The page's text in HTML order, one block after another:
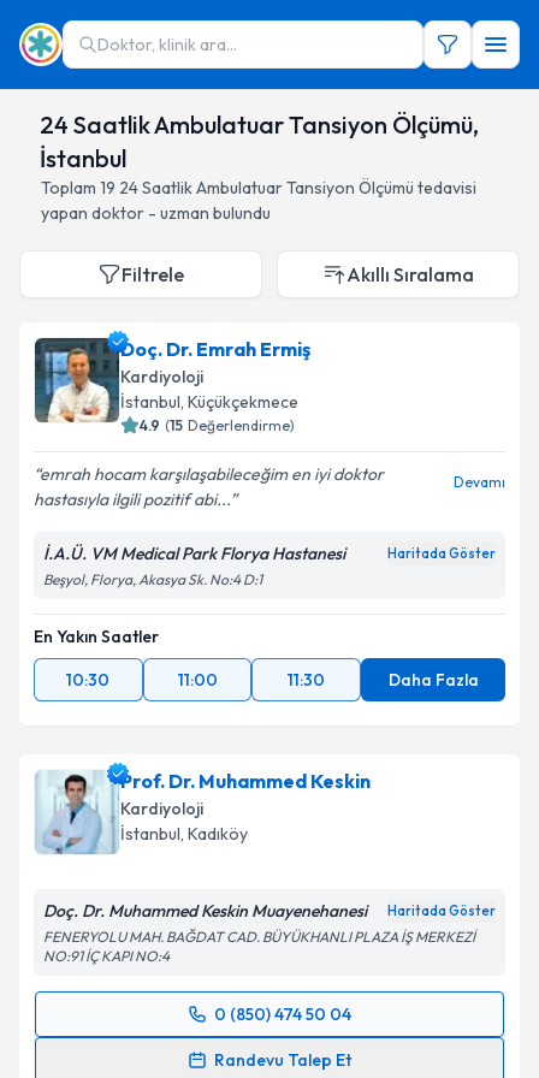
Doktor, klinik ara...
24 Saatlik Ambulatuar Tansiyon Ölçümü,
İstanbul
Toplam 19 24 Saatlik Ambulatuar Tansiyon Ölçümü tedavisi
yapan doktor - uzman bulundu
Filtrele Akıllı Sıralama
Doç. Dr. Emrah Ermiş
Kardiyoloji
İstanbul, Küçükçekmece
4.9 (15 Değerlendirme)
emrah hocam karşılaşabileceğim en iyi doktor
hastasıyla ilgili pozitif abi...
Devamı
İ.A.Ü. VM Medical Park Florya Hastanesi Haritada Göster
Beşyol, Florya, Akasya Sk. No:4 D:1
En Yakın Saatler
10:30
11:00 11:30 Daha Fazla
Prof. Dr. Muhammed Keskin
Kardiyoloji
İstanbul, Kadıköy
Doç. Dr. Muhammed Keskin Muayenehanesi Haritada Göster
FENERYOLU MAH. BAĞDAT CAD. BÜYÜKHANLI PLAZA İŞ MERKEZİ
NO:91 İÇ KAPI NO:4
0 (850) 474 50 04
Randevu Talep Et
Randevu Takvimi Talebi